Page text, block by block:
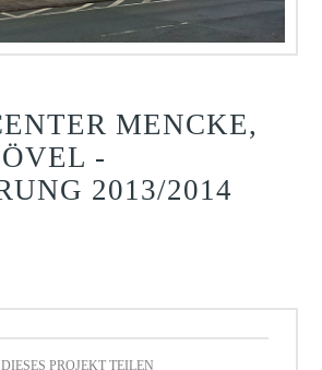
MENCKE,
-
2013/2014
DIESES PROJEKT TEILEN